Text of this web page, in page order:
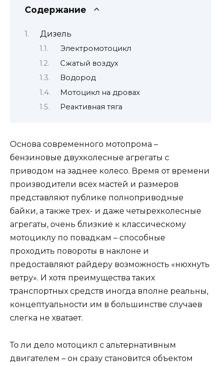
Содержание
Дизель
Электромотоцикл
Сжатый воздух
Водород
Мотоцикл на дровах
Реактивная тяга
Основа современного мотопрома –
бензиновые двухколесные агрегаты с
приводом на заднее колесо. Время от времени
производители всех мастей и размеров
представляют публике полноприводные
байки, а также трех- и даже четырехколесные
агрегаты, очень близкие к классическому
мотоциклу по повадкам – способные
проходить повороты в наклоне и
предоставляют райдеру возможность «нюхнуть
ветру». И хотя преимущества таких
транспортных средств иногда вполне реальны,
концептуальности им в большинстве случаев
слегка не хватает.
То ли дело мотоцикл с альтернативным
двигателем – он сразу становится объектом